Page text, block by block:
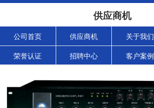
供应商机
公司首页 供应商机 关于我们
荣誉认证 招聘中心 客户案例